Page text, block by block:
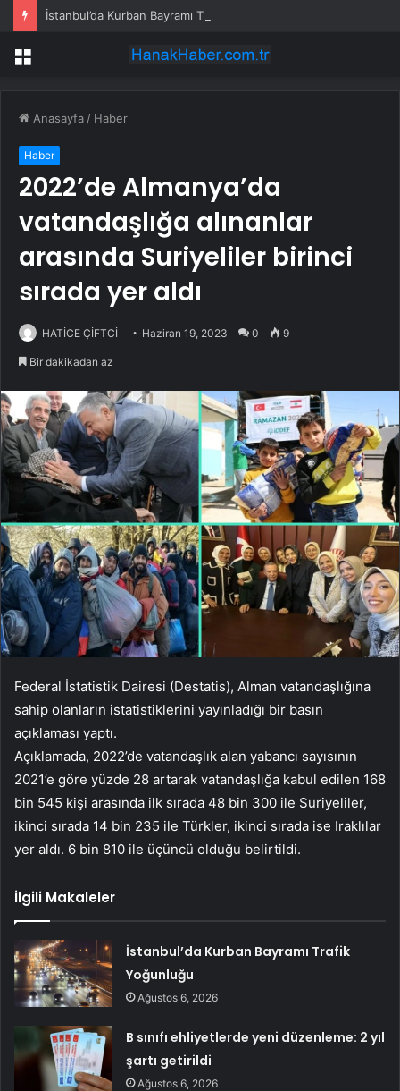
İstanbul’da Kurban Bayramı Trafik Yoğunluğu
Menü
Anasayfa / Haber
Haber
2022’de Almanya’da
vatandaşlığa alınanlar
arasında Suriyeliler birinci
sırada yer aldı
HATİCE ÇİFTCİ Haziran 19, 2023 0 9
Bir dakikadan az
Federal İstatistik Dairesi (Destatis), Alman vatandaşlığına
sahip olanların istatistiklerini yayınladığı bir basın
açıklaması yaptı.
Açıklamada, 2022’de vatandaşlık alan yabancı sayısının
2021’e göre yüzde 28 artarak vatandaşlığa kabul edilen 168
bin 545 kişi arasında ilk sırada 48 bin 300 ile Suriyeliler,
ikinci sırada 14 bin 235 ile Türkler, ikinci sırada ise Iraklılar
yer aldı. 6 bin 810 ile üçüncü olduğu belirtildi.
İlgili Makaleler
İstanbul’da Kurban Bayramı Trafik
Yoğunluğu
Ağustos 6, 2026
B sınıfı ehliyetlerde yeni düzenleme: 2 yıl
şartı getirildi
Ağustos 6, 2026